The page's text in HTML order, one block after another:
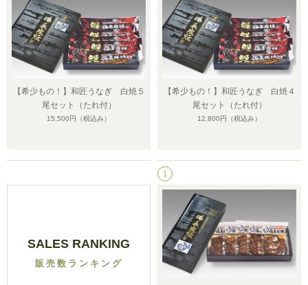
【希少もの！】和匠うなぎ 白焼５
尾セット（たれ付）
15,500円 （税込み）
【希少もの！】和匠うなぎ 白焼４
尾セット（たれ付）
12,800円 （税込み）
SALES RANKING
販売数ランキング
1